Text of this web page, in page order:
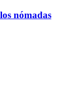
nómadas